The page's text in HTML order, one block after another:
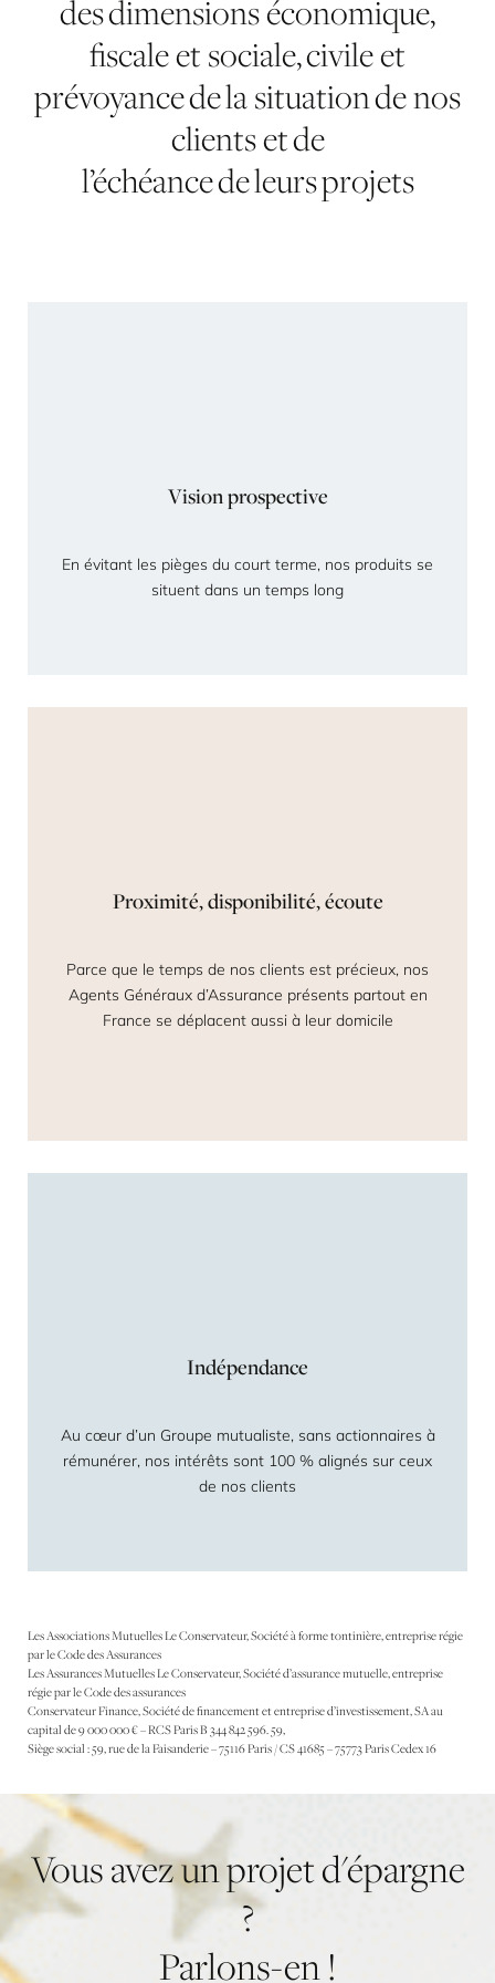
des dimensions économique,
fiscale et sociale, civile et
prévoyance de la situation de nos
clients et de
l’échéance de leurs projets
Vision prospective
En évitant les pièges du court terme, nos produits se
situent dans un temps long
Proximité, disponibilité, écoute
Parce que le temps de nos clients est précieux, nos
Agents Généraux d’Assurance présents partout en
France se déplacent aussi à leur domicile
Indépendance
Au cœur d’un Groupe mutualiste, sans actionnaires à
rémunérer, nos intérêts sont 100 % alignés sur ceux
de nos clients
Les Associations Mutuelles Le Conservateur, Société à forme tontinière, entreprise régie
par le Code des Assurances
Les Assurances Mutuelles Le Conservateur, Société d’assurance mutuelle, entreprise
régie par le Code des assurances
Conservateur Finance, Société de financement et entreprise d’investissement, SA au
capital de 9 000 000 € – RCS Paris B 344 842 596. 59,
Siège social : 59, rue de la Faisanderie – 75116 Paris / CS 41685 – 75773 Paris Cedex 16
Vousavezunprojetd'épargne
?
Parlons-en!